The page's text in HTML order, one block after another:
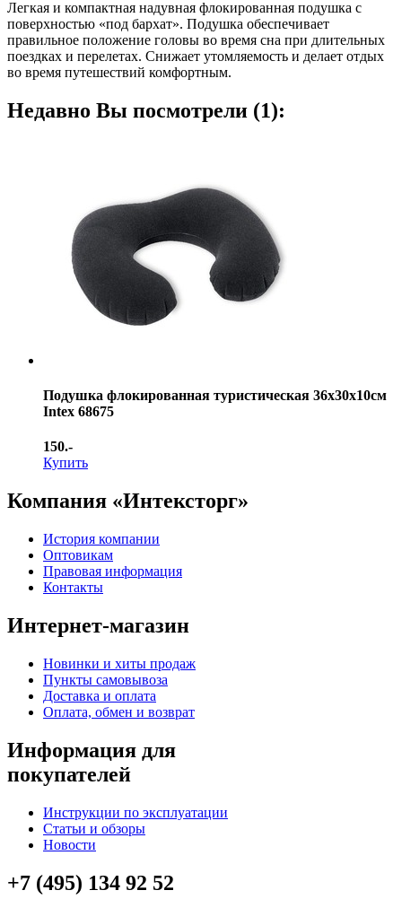
Легкая и компактная надувная флокированная подушка с
поверхностью «под бархат». Подушка обеспечивает
правильное положение головы во время сна при длительных
поездках и перелетах. Снижает утомляемость и делает отдых
во время путешествий комфортным.
Недавно Вы посмотрели (1):
Подушка флокированная туристическая 36х30х10см
Intex 68675
150.-
Купить
Компания «Интексторг»
История компании
Оптовикам
Правовая информация
Контакты
Интернет-магазин
Новинки и хиты продаж
Пункты самовывоза
Доставка и оплата
Оплата, обмен и возврат
Информация для
покупателей
Инструкции по эксплуатации
Статьи и обзоры
Новости
+7 (495) 134 92 52